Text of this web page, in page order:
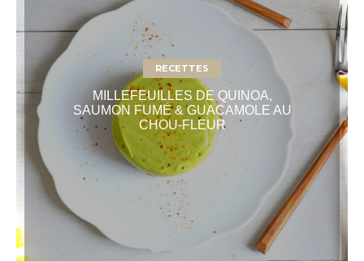
RECETTES
MILLEFEUILLES DE QUINOA,
SAUMON FUMÉ & GUACAMOLE AU
CHOU-FLEUR